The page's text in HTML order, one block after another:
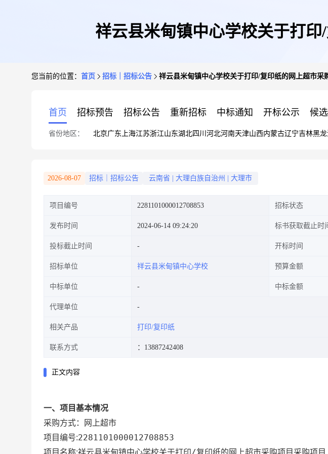
祥云县米甸镇中心学校关于打
您当前的位置： 首页 招标｜招标公告 祥云县米甸镇中心学校关于打印/复印纸的网上超市采
首页 招标预告 招标公告 重新招标 中标通知 开标公示 候
省份地区： 北京广东 上海江苏浙江山东湖北四川 河北河南天津山西内蒙古辽宁吉林黑龙
2026-08-07 招标｜招标公告 云南省 大理白族自治州 大理市
项目编号 2281101000012708853 招标状态
发布时间 2024-06-14 09:24:20 标书获取截止时
投标截止时间 开标时间
招标单位 祥云县米甸镇中心学校 预算金额
中标单位 中标金额
代理单位
相关产品 打印/复印纸
联系方式 ：13887242408
正文内容
一、项目基本情况
采购方式：
网上超市
项目编号:2281101000012708853
项目名称: 采购项目